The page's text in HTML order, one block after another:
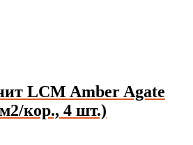
LCM Amber Agate
кор., 4 шт.)